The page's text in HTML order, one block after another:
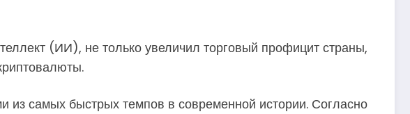
(ИИ), не только увеличил торговый профицит страны,
из самых быстрых темпов в современной истории. Согласно